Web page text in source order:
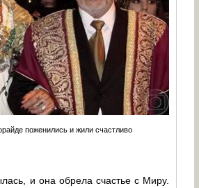
поженились и жили счастливо
и она обрела счастье с Миру.